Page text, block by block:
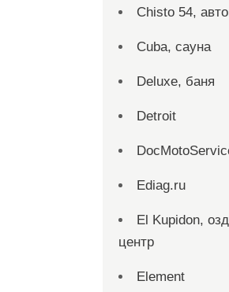
Chisto 54,
Cuba, сауна
Deluxe, баня
Detroit
Ediag.ru
El Kupidon,
центр
Element